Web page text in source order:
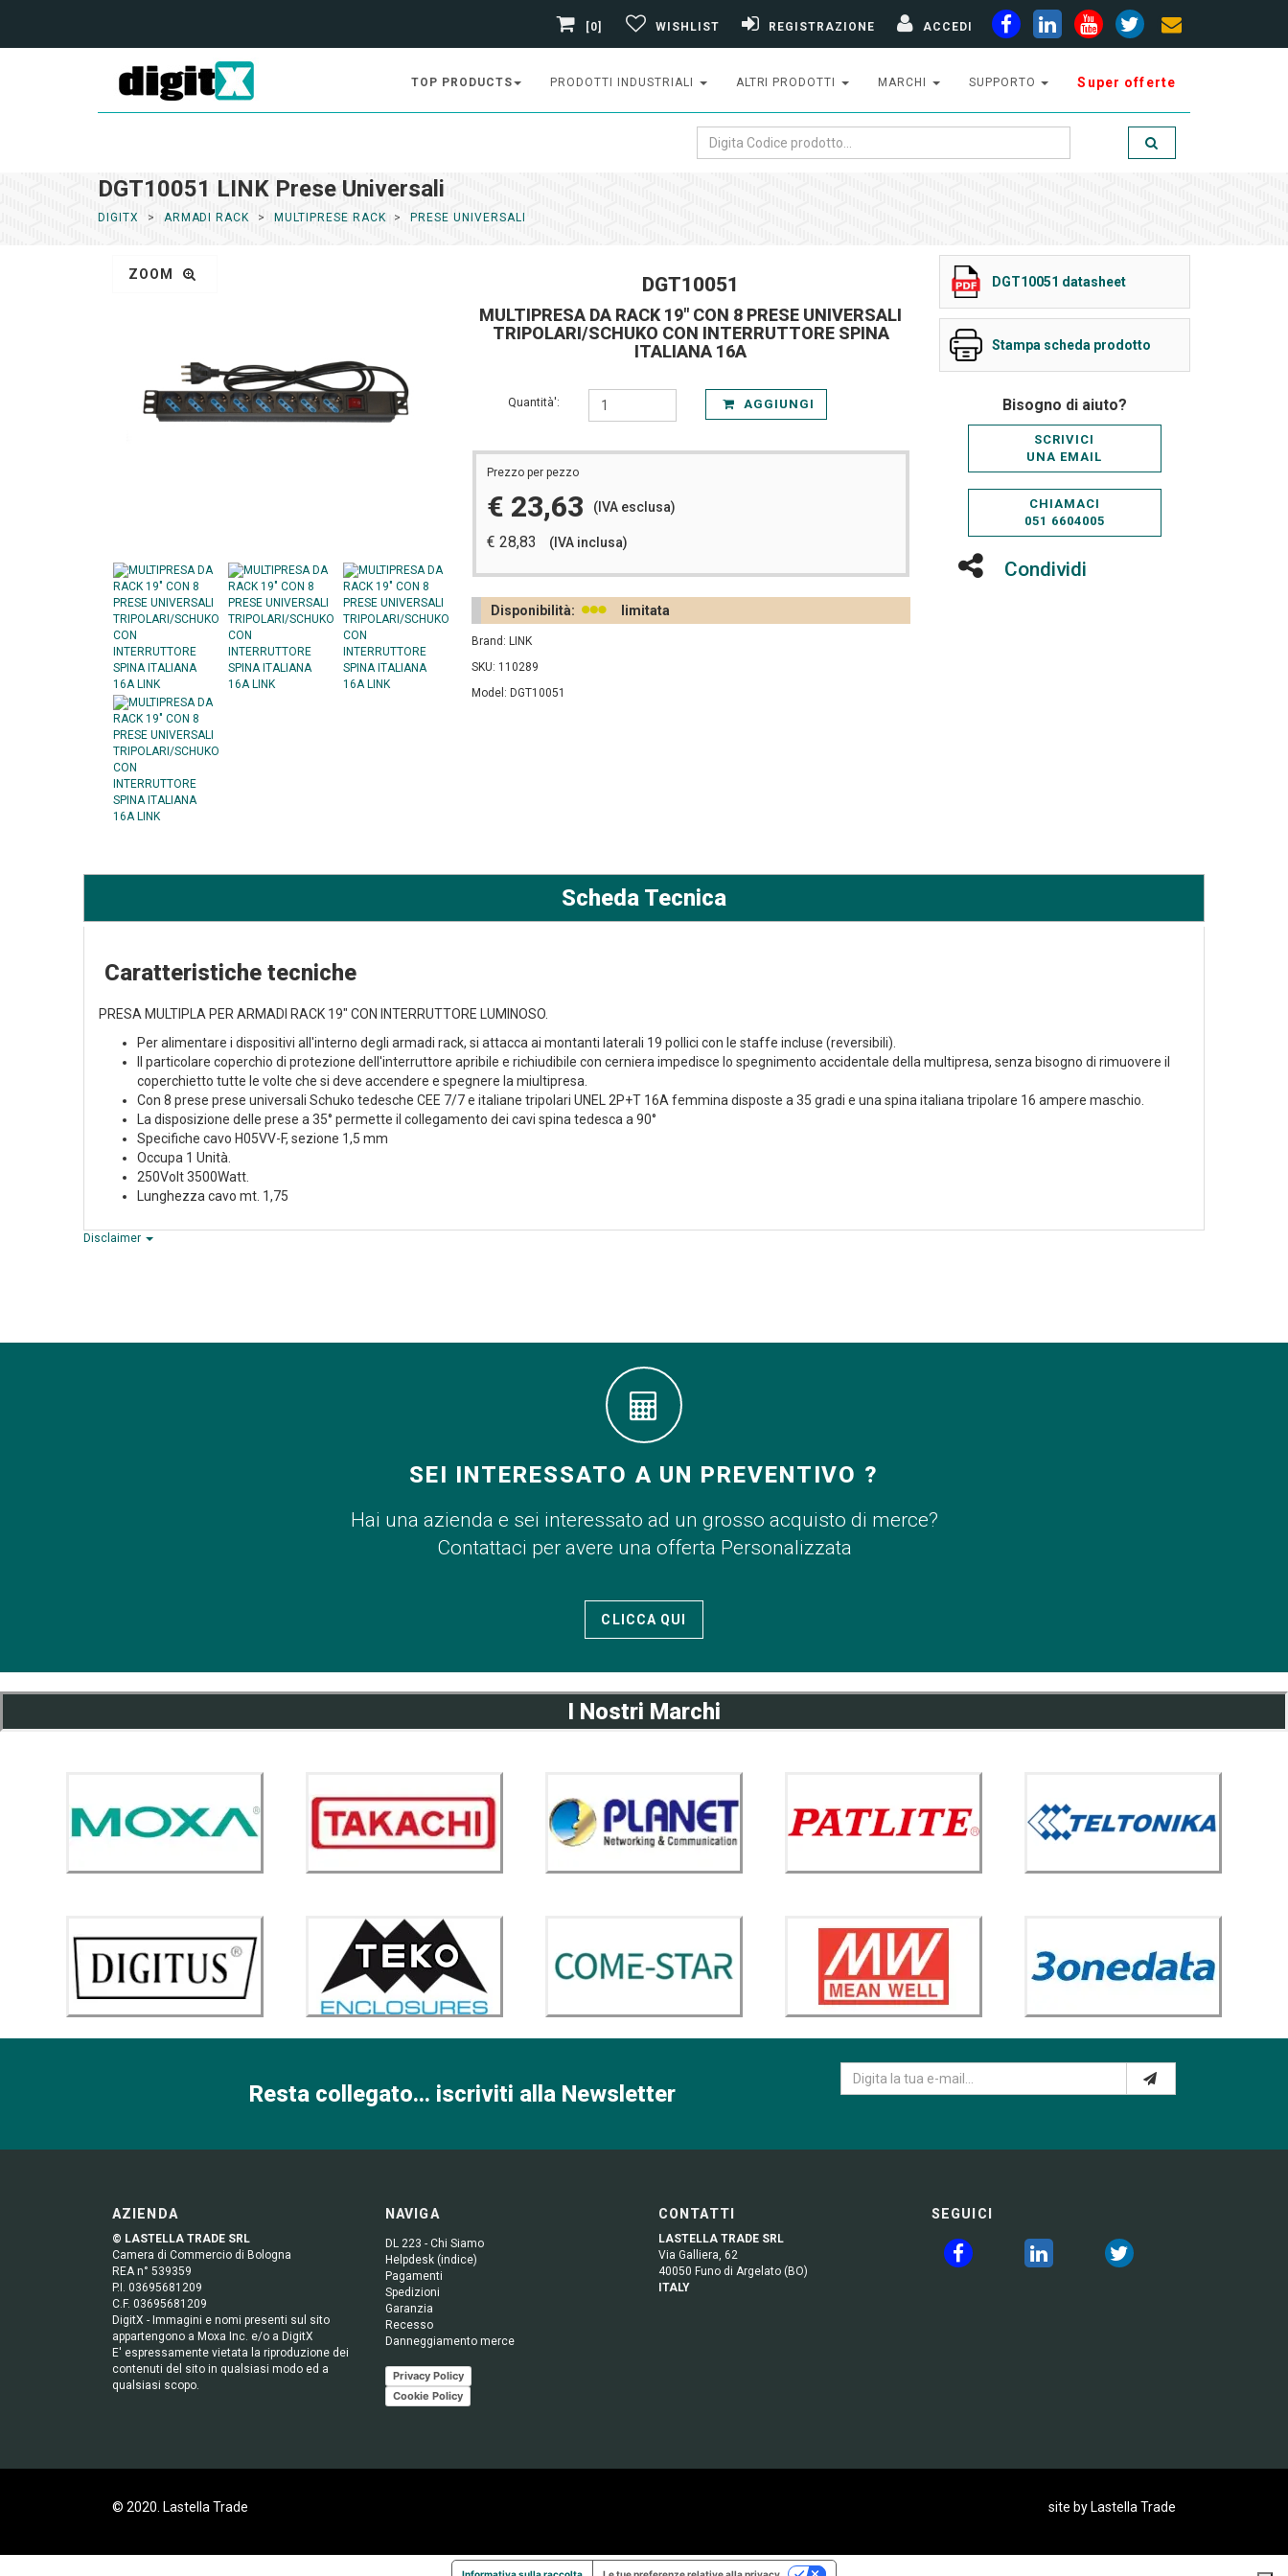
[0] WISHLIST REGISTRAZIONE ACCEDI
TOP PRODUCTS PRODOTTI INDUSTRIALI ALTRI PRODOTTI MARCHI SUPPORTO Super offerte
DGT10051 LINK Prese Universali
DIGITX ARMADI RACK MULTIPRESE RACK PRESE UNIVERSALI
ZOOM DGT10051
MULTIPRESA DA RACK 19" CON 8 PRESE UNIVERSALI
TRIPOLARI/SCHUKO CON INTERRUTTORE SPINA
ITALIANA 16A
Quantità': AGGIUNGI
Prezzo per pezzo
€ 23,63 (IVA esclusa)
€ 28,83 (IVA inclusa)
Disponibilità: limitata
Brand: LINK
SKU: 110289
Model: DGT10051
DGT10051 datasheet
Stampa scheda prodotto
Bisogno di aiuto?
SCRIVICI
UNA EMAIL
CHIAMACI
051 6604005
Condividi
Scheda Tecnica
Caratteristiche tecniche
PRESA MULTIPLA PER ARMADI RACK 19" CON INTERRUTTORE LUMINOSO.
Per alimentare i dispositivi all'interno degli armadi rack, si attacca ai montanti laterali 19 pollici con le staffe incluse (reversibili).
Il particolare coperchio di protezione dell'interruttore apribile e richiudibile con cerniera impedisce lo spegnimento accidentale della multipresa, senza bisogno di rimuovere il
coperchietto tutte le volte che si deve accendere e spegnere la miultipresa.
Con 8 prese prese universali Schuko tedesche CEE 7/7 e italiane tripolari UNEL 2P+T 16A femmina disposte a 35 gradi e una spina italiana tripolare 16 ampere maschio.
La disposizione delle prese a 35° permette il collegamento dei cavi spina tedesca a 90°
Specifiche cavo H05VV-F, sezione 1,5 mm
Occupa 1 Unità.
250Volt 3500Watt.
Lunghezza cavo mt. 1,75
Disclaimer
SEI INTERESSATO A UN PREVENTIVO ?
Hai una azienda e sei interessato ad un grosso acquisto di merce?
Contattaci per avere una offerta Personalizzata
CLICCA QUI
I Nostri Marchi
Resta collegato... iscriviti alla Newsletter
AZIENDA
© LASTELLA TRADE SRL
Camera di Commercio di Bologna
REA n° 539359
P.I. 03695681209
C.F. 03695681209
DigitX - Immagini e nomi presenti sul sito
appartengono a Moxa Inc. e/o a DigitX
E' espressamente vietata la riproduzione dei
contenuti del sito in qualsiasi modo ed a
qualsiasi scopo.
NAVIGA
DL 223 - Chi Siamo
Helpdesk (indice)
Pagamenti
Spedizioni
Garanzia
Recesso
Danneggiamento merce
Privacy Policy
Cookie Policy
CONTATTI
LASTELLA TRADE SRL
Via Galliera, 62
40050 Funo di Argelato (BO)
ITALY
SEGUICI
© 2020. Lastella Trade site by Lastella Trade